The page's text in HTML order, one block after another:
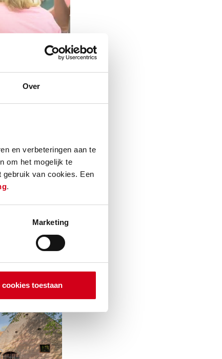
Over
en verbeteringen aan te
om het mogelijk te
gebruik van cookies. Een
.
Marketing
cookies toestaan
wensen van
complex
van de